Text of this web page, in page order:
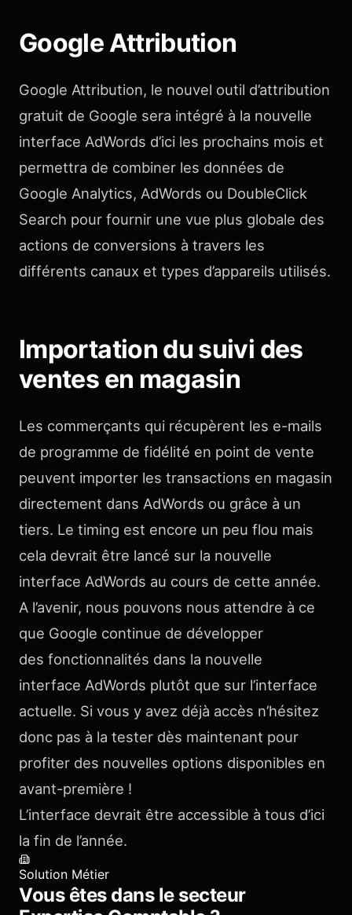
Google Attribution
Google Attribution, le nouvel outil d’attribution
gratuit de Google sera intégré à la nouvelle
interface AdWords d’ici les prochains mois et
permettra de combiner les données de
Google Analytics, AdWords ou DoubleClick
Search pour fournir une vue plus globale des
actions de conversions à travers les
différents canaux et types d’appareils utilisés.
Importation du suivi des
ventes en magasin
Les commerçants qui récupèrent les e-mails
de programme de fidélité en point de vente
peuvent importer les transactions en magasin
directement dans AdWords ou grâce à un
tiers. Le timing est encore un peu flou mais
cela devrait être lancé sur la nouvelle
interface AdWords au cours de cette année.
A l’avenir, nous pouvons nous attendre à ce
que Google continue de développer
des fonctionnalités dans la nouvelle
interface AdWords plutôt que sur l’interface
actuelle. Si vous y avez déjà accès n’hésitez
donc pas à la tester dès maintenant pour
profiter des nouvelles options disponibles en
avant-première !
L’interface devrait être accessible à tous d’ici
la fin de l’année.
Solution Métier
Vous êtes dans le secteur